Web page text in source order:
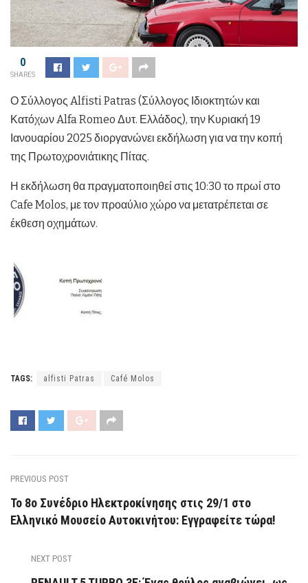
0
SHARES
Ο Σύλλογος Alfisti Patras (Σύλλογος Ιδιοκτητών και
Κατόχων Alfa Romeo Δυτ. Ελλάδος), την Κυριακή 19
Ιανουαρίου 2025 διοργανώνει εκδήλωση για να την κοπή
της Πρωτοχρονιάτικης Πίτας.
Η εκδήλωση θα πραγματοποιηθεί στις 10:30 το πρωί στο
Cafe Molos, με τον προαύλιο χώρο να μετατρέπεται σε
έκθεση οχημάτων.
TAGS: alfisti Patras Café Molos
PREVIOUS POST
Το 8ο Συνέδριο Ηλεκτροκίνησης στις 29/1 στο
Ελληνικό Μουσείο Αυτοκινήτου: Εγγραφείτε τώρα!
NEXT POST